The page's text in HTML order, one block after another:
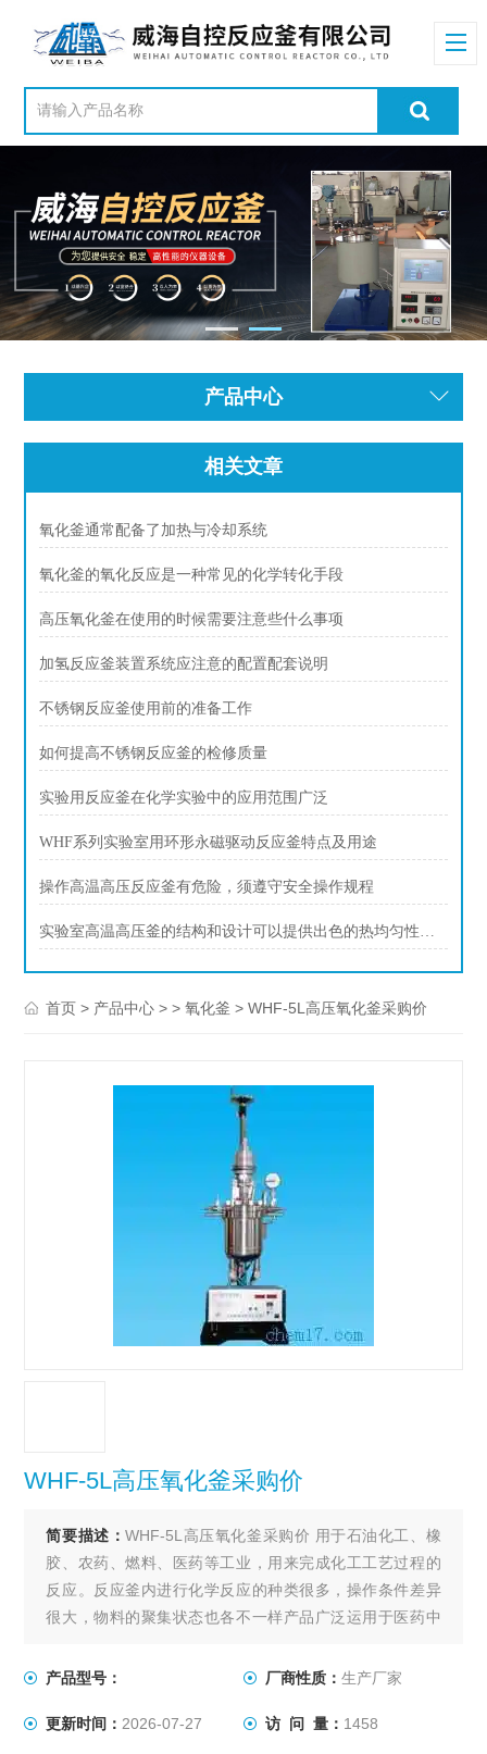
产品中心
相关文章
氧化釜通常配备了加热与冷却系统
氧化釜的氧化反应是一种常见的化学转化手段
高压氧化釜在使用的时候需要注意些什么事项
加氢反应釜装置系统应注意的配置配套说明
不锈钢反应釜使用前的准备工作
如何提高不锈钢反应釜的检修质量
实验用反应釜在化学实验中的应用范围广泛
WHF系列实验室用环形永磁驱动反应釜特点及用途
操作高温高压反应釜有危险，须遵守安全操作规程
实验室高温高压釜的结构和设计可以提供出色的热均匀性和压力稳定性
首页 > 产品中心 > >氧化釜 > WHF-5L高压氧化釜采购价
WHF-5L高压氧化釜采购价
简要描述：WHF-5L高压氧化釜采购价 用于石油化工、橡
胶、农药、燃料、医药等工业，用来完成化工工艺过程的
反应。反应釜内进行化学反应的种类很多，操作条件差异
很大，物料的聚集状态也各不一样产品广泛运用于医药中
涂料，清洁剂和表面活性剂，聚合体，有机化学，石油化
产品型号： 厂商性质： 生产厂家
更新时间： 2026-07-27 访 问 量： 1458